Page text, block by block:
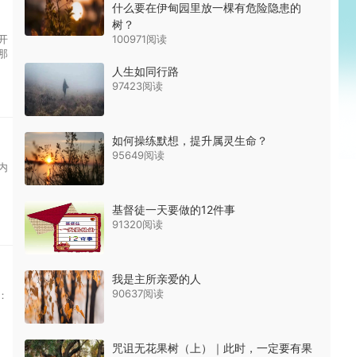
什么要在伊甸园里放一棵有危险隐患的
树？
100971阅读
人生如同行路
97423阅读
如何操练默想，提升属灵生命？
95649阅读
基督徒一天要做的12件事
91320阅读
我是主所亲爱的人
90637阅读
咒诅无花果树（上）｜此时，一定要有果